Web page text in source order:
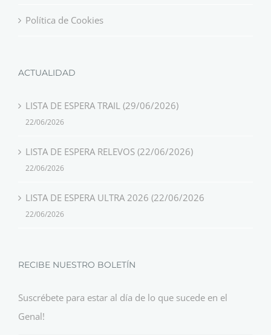
Política de Cookies
ACTUALIDAD
LISTA DE ESPERA TRAIL (29/06/2026)
22/06/2026
LISTA DE ESPERA RELEVOS (22/06/2026)
22/06/2026
LISTA DE ESPERA ULTRA 2026 (22/06/2026
22/06/2026
RECIBE NUESTRO BOLETÍN
Suscrébete para estar al día de lo que sucede en el
Genal!